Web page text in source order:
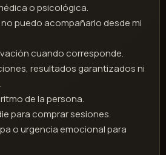
o psicológica.
puedo acompañarlo desde mi
cuando corresponde.
resultados garantizados ni
de la persona.
para comprar sesiones.
o urgencia emocional para